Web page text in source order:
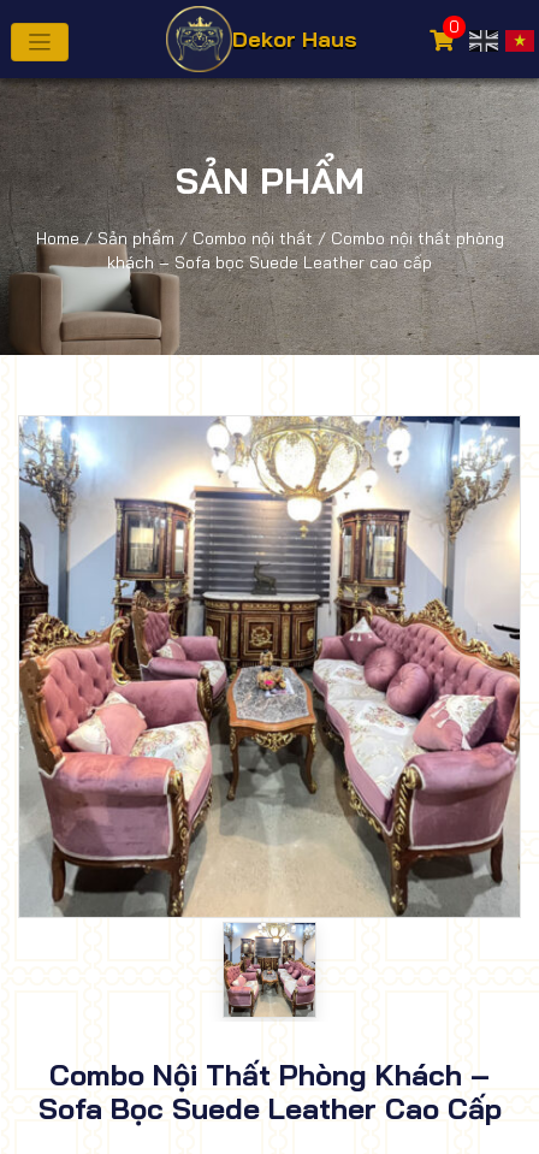
Dekor Haus 0
Home/Sản phẩm / Combo nội thất/ Combo nội thất phòng
khách – Sofa bọc Suede Leather cao cấp
SẢN PHẨM
Combo Nội Thất Phòng Khách –
Sofa Bọc Suede Leather Cao Cấp